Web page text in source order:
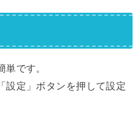
です。
設定」ボタンを押して設定